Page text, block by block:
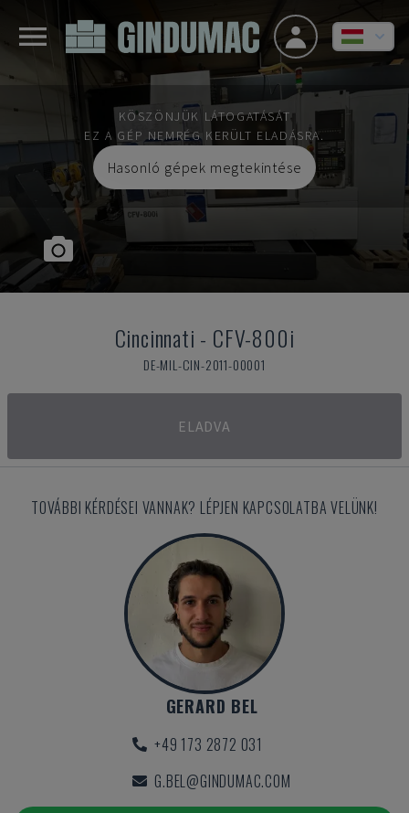
KÖSZÖNJÜK LÁTOGATÁSÁT
EZ A GÉP NEMRÉG KERÜLT ELADÁSRA.
Hasonló gépek megtekintése
Cincinnati - CFV-800i
DE-MIL-CIN-2011-00001
ELADVA
TOVÁBBI KÉRDÉSEI VANNAK? LÉPJEN KAPCSOLATBA VELÜNK!
GERARD BEL
+49 173 2872 031
G.BEL@GINDUMAC.COM